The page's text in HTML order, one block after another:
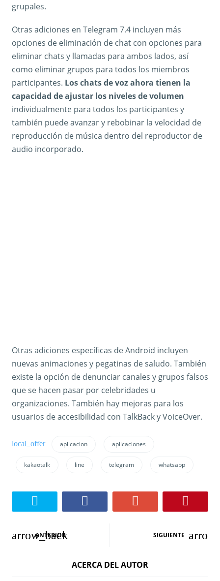
grupales.
Otras adiciones en Telegram 7.4 incluyen más
opciones de eliminación de chat con opciones para
eliminar chats y llamadas para ambos lados, así
como eliminar grupos para todos los miembros
participantes. Los chats de voz ahora tienen la
capacidad de ajustar los niveles de volumen
individualmente para todos los participantes y
también puede avanzar y rebobinar la velocidad de
reproducción de música dentro del reproductor de
audio incorporado.
Otras adiciones específicas de Android incluyen
nuevas animaciones y pegatinas de saludo. También
existe la opción de denunciar canales y grupos falsos
que se hacen pasar por celebridades u
organizaciones. También hay mejoras para los
usuarios de accesibilidad con TalkBack y VoiceOver.
aplicacion aplicaciones
kakaotalk line telegram whatsapp
N
ANTERIOR SIGUIENTE
ACERCA DEL AUTOR